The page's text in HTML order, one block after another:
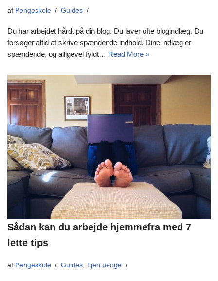
af Pengeskole Guides
Du har arbejdet hårdt på din blog. Du laver ofte blogindlæg. Du
forsøger altid at skrive spændende indhold. Dine indlæg er
spændende, og alligevel fyldt… Read More »
Sådan kan du arbejde hjemmefra med 7
lette tips
af Pengeskole Guides, Tjen penge